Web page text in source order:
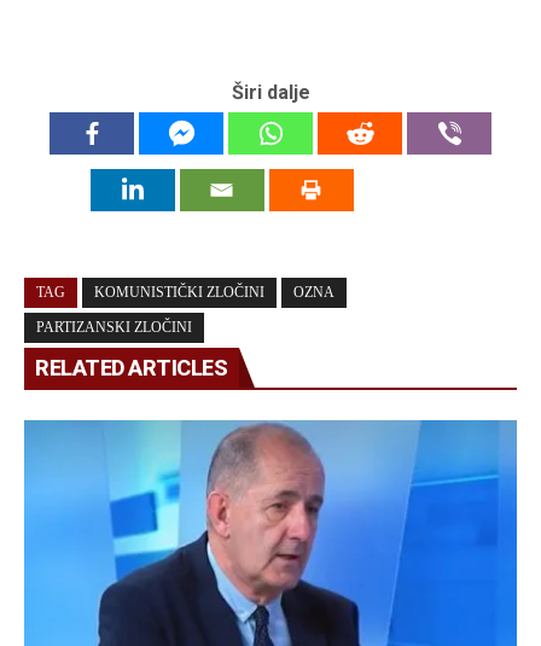
Širi dalje
TAG KOMUNISTIČKI ZLOČINI OZNA
PARTIZANSKI ZLOČINI
RELATED ARTICLES